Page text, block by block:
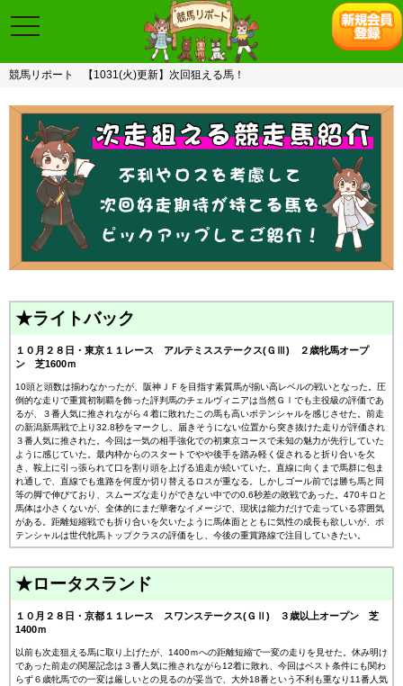
toggle
navigation
競馬リポート 【1031(火)更新】次回狙える馬！
★ライトバック
１０月２８日・東京１１レース アルテミスステークス(ＧⅢ) ２歳牝馬オープ
ン 芝1600ｍ
10頭と頭数は揃わなかったが、阪神ＪＦを目指す素質馬が揃い高レベルの戦いとなった。圧
倒的な走りで重賞初制覇を飾った評判馬のチェルヴィニアは当然ＧⅠでも主役級の評価であ
るが、３番人気に推されながら４着に敗れたこの馬も高いポテンシャルを感じさせた。前走
の新潟新馬戦で上り32.8秒をマークし、届きそうにない位置から突き抜けた走りが評価され
３番人気に推された。今回は一気の相手強化での初東京コースで未知の魅力が先行していた
ように感じていた。最内枠からのスタートでやや後手を踏み軽く促されると折り合いを欠
き、鞍上に引っ張られて口を割り頭を上げる追走が続いていた。直線に向くまで馬群に包ま
れ通しで、直線でも進路を何度か切り替えるロスが重なる。しかしゴール前では勝ち馬と同
等の脚で伸びており、スムーズな走りができない中での0.6秒差の敗戦であった。470キロと
馬体は小さくないが、全体的にまだ華奢なイメージで、現状は能力だけで走っている雰囲気
がある。距離短縮戦でも折り合いを欠いたように馬体面とともに気性の成長も欲しいが、ポ
テンシャルは世代牝馬トップクラスの評価をし、今後の重賞路線で注目していきたい。
★ロータスランド
１０月２８日・京都１１レース スワンステークス(ＧⅡ) ３歳以上オープン 芝
1400ｍ
以前も次走狙える馬に取り上げたが、1400ｍへの距離短縮で一変の走りを見せた。休み明け
であった前走の関屋記念は３番人気に推されながら12着に敗れ、今回はベスト条件にも関わ
らず６歳牝馬での一変は厳しいとの見るのが妥当で、大外18番という不利も重なり11番人気